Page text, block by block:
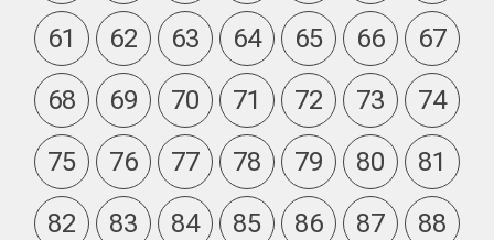
61
62 63 64 65 66
67
68
69 70 71 72 73
74
75
76 77 78 79 80
81
82
83 84 85 86 87
88